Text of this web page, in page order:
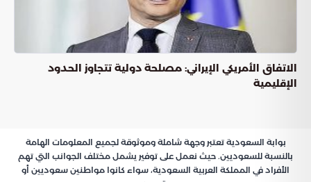
الاتفاق الأمريكي الإيراني: مصلحة دولية تتجاوز الحدود
الإقليمية
بوابة السعودية تعتبر وجهة شاملة وموثوقة لجميع المعلومات الهامة
بالنسبة للسعوديين. حيث نعمل على توفير يشمل مختلف الجوانب التي تهم
الأفراد في المملكة العربية السعودية، سواء كانوا مواطنين سعوديين أو